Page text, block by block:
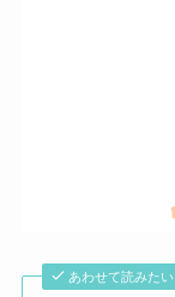
あわせて読みたい